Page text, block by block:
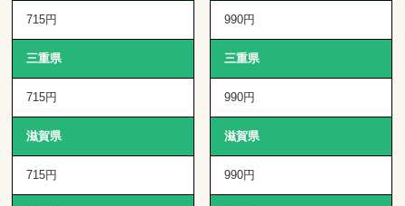
715円
三重県
715円
滋賀県
715円
990円
三重県
990円
滋賀県
990円